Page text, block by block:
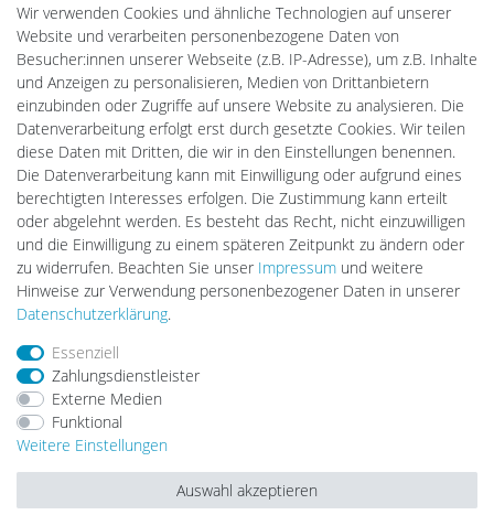
Batteriespeicher
PlentiSolar
Gebrauchtlicht
Ledkauf
DEYESOLAR
Lightech Connect
CardanLight Europe
FORTIMO LEDs
LED-RETROSHOP
MeinUSB
Impressum Daten­schutz­erklärung AGB
Barrierefreiheitserklärung
Wir verwenden Cookies und ähnliche Technologien auf unserer
Website und verarbeiten personenbezogene Daten von
Besucher:innen unserer Webseite (z.B. IP-Adresse), um z.B. Inhalte
und Anzeigen zu personalisieren, Medien von Drittanbietern
einzubinden oder Zugriffe auf unsere Website zu analysieren. Die
Datenverarbeitung erfolgt erst durch gesetzte Cookies. Wir teilen
diese Daten mit Dritten, die wir in den Einstellungen benennen.
Die Datenverarbeitung kann mit Einwilligung oder aufgrund eines
berechtigten Interesses erfolgen. Die Zustimmung kann erteilt
oder abgelehnt werden. Es besteht das Recht, nicht einzuwilligen
und die Einwilligung zu einem späteren Zeitpunkt zu ändern oder
zu widerrufen. Beachten Sie unser Impressum und weitere
Hinweise zur Verwendung personenbezogener Daten in unserer
Daten­schutz­erklärung.
Essenziell
Zahlungsdienstleister
Externe Medien
Funktional
Weitere Einstellungen
Auswahl akzeptieren